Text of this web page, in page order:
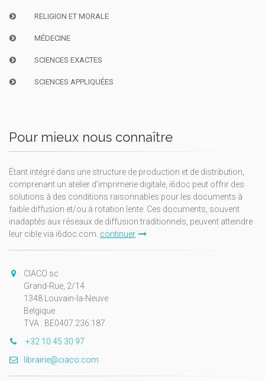
RELIGION ET MORALE
MÉDECINE
SCIENCES EXACTES
SCIENCES APPLIQUÉES
Pour mieux nous connaître
Étant intégré dans une structure de production et de distribution,
comprenant un atelier d'imprimerie digitale, i6doc peut offrir des
solutions à des conditions raisonnables pour les documents à
faible diffusion et/ou à rotation lente. Ces documents, souvent
inadaptés aux réseaux de diffusion traditionnels, peuvent atteindre
leur cible via i6doc.com. continuer
CIACO sc
Grand-Rue, 2/14
1348 Louvain-la-Neuve
Belgique
TVA : BE0407.236.187
+32 10 45 30 97
librairie@ciaco.com